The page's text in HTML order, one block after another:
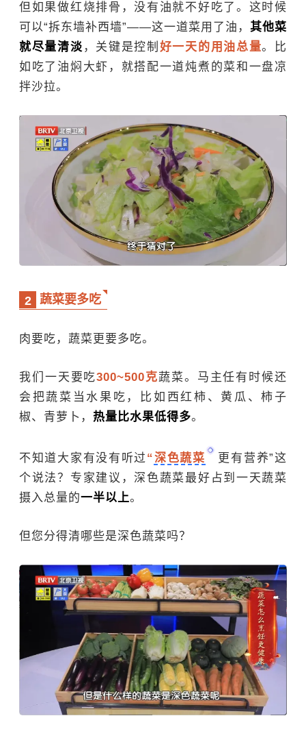
但如果做红烧排骨，没有油就不好吃了。这时候
可以“拆东墙补西墙”——这一道菜用了油， 其他菜
就尽量清淡 ，关键是控制 好一天的用油总量。比
如吃了油焖大虾，就搭配一道炖煮的菜和一盘凉
拌沙拉。
2 蔬菜要多吃
肉要吃，蔬菜更要多吃。
我们一天要吃300~500克蔬菜。马主任有时候还
会把蔬菜当水果吃，比如西红柿、黄瓜、柿子
椒、 青萝卜 ， 热量比水果低得多。
不知道大家有没有听过 “深色蔬菜
更有营养”这
个说法？专家建议，深色蔬菜最好占到一天蔬菜
摄入总量的一半以上。
但您分得清哪些是深色蔬菜吗？